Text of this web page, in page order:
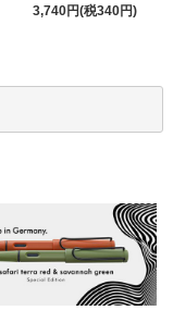
3,740円(税340円)